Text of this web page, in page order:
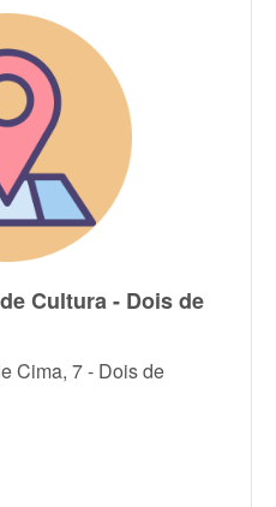
Cultura - Dois de
Cima, 7 - Dois de